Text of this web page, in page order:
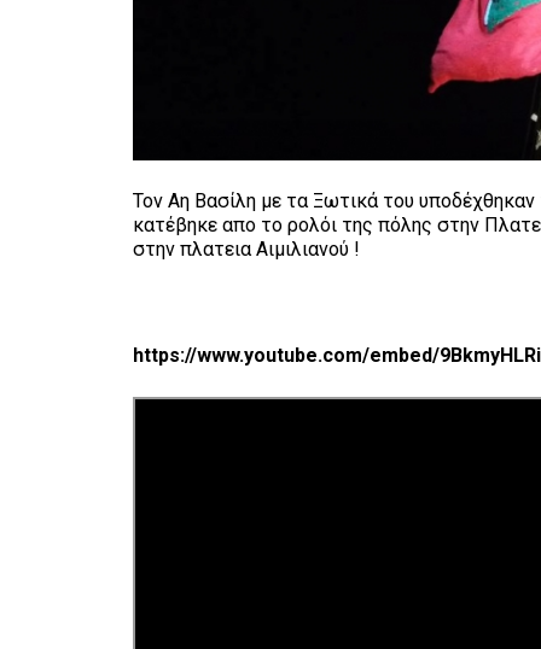
Τον Αη Βασίλη με τα Ξωτικά του
κατέβηκε απο το ρολόι της πόλης στην
στην πλατεια Αιμιλιανού !
https://www.youtube.com/embed/